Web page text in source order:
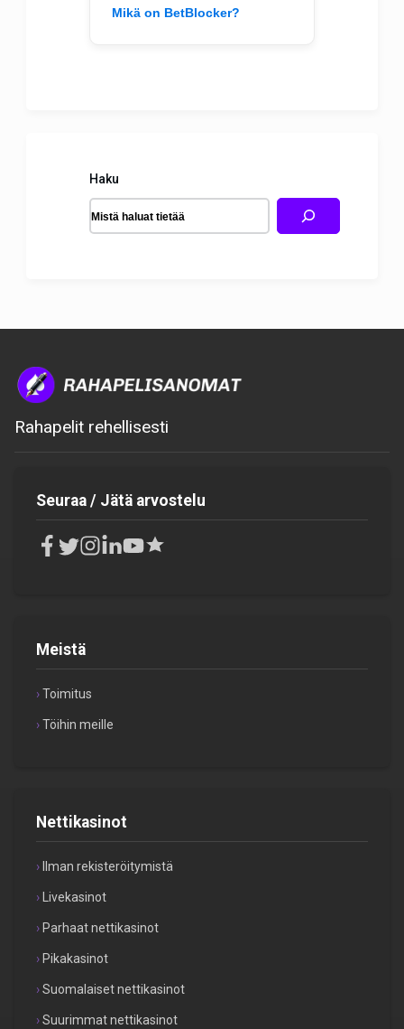
Mikä on BetBlocker?
Haku
Rahapelit rehellisesti
Meistä
Toimitus
Töihin meille
Nettikasinot
Ilman rekisteröitymistä
Livekasinot
Parhaat nettikasinot
Pikakasinot
Suomalaiset nettikasinot
Suurimmat nettikasinot
Seuraa / Jätä arvostelu